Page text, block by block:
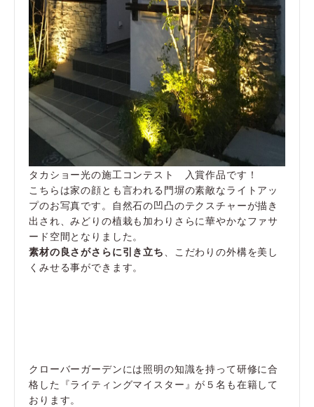
タカショー光の施工コンテスト 入賞作品です！
こちらは家の顔とも言われる門塀の素敵なライトアッ
プのお写真です。自然石の凹凸のテクスチャーが描き
出され、みどりの植栽も加わりさらに華やかなファサ
ード空間となりました。
素材の良さがさらに引き立ち、こだわりの外構を美し
くみせる事ができます。
クローバーガーデンには照明の知識を持って研修に合
格した『ライティングマイスター』が５名も在籍して
おります。